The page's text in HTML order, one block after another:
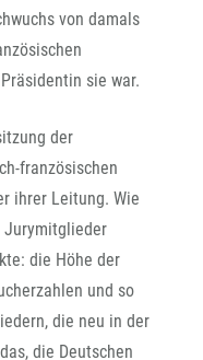
von damals
sie war.
der
französischen
ihrer Leitung. Wie
Jurymitglieder
die Höhe der
und so
die neu in der
die Deutschen